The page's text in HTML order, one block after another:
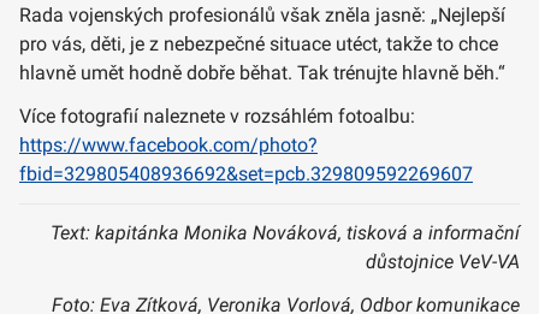
Rada vojenských profesionálů však zněla jasně: „Nejlepší
pro vás, děti, je z nebezpečné situace utéct, takže to chce
hlavně umět hodně dobře běhat. Tak trénujte hlavně běh.“
Více fotografií naleznete v rozsáhlém fotoalbu:
https://www.facebook.com/photo?
fbid=329805408936692&set=pcb.329809592269607
Text: kapitánka Monika Nováková, tisková a informační
důstojnice VeV-VA
Foto: Eva Zítková, Veronika Vorlová, Odbor komunikace